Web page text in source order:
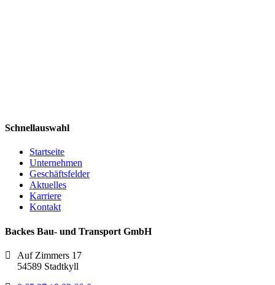
Schnellauswahl
Startseite
Unternehmen
Geschäftsfelder
Aktuelles
Karriere
Kontakt
Backes Bau- und Transport GmbH
Auf Zimmers 17
54589 Stadtkyll